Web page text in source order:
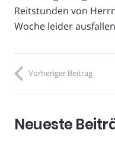
Reitstunden von
Woche leider
Vorheriger Beitrag
Neueste